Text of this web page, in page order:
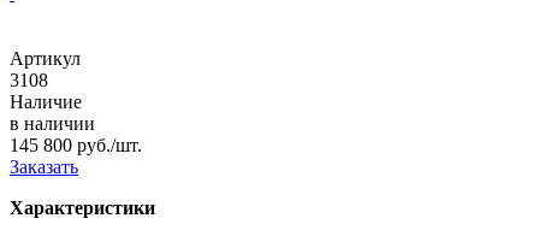
Артикул
3108
Наличие
в наличии
145 800 руб./шт.
Заказать
Характеристики